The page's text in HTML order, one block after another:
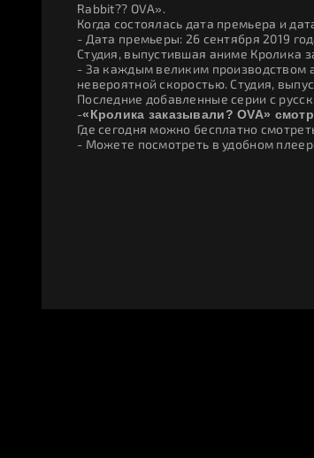
Rabbit?? OVA».
Когда состоялась дата премьера и
- Дата премьеры: 26 сентября 2019
Студия, выпустившая аниме Кролика
- За каждым великим производством
невероятной скоростью. Студия,
Последние добавленные серии с
-«Кролика заказывали? OVA»
Где сегодня можно бесплатно
- Можете посмотреть в удобном